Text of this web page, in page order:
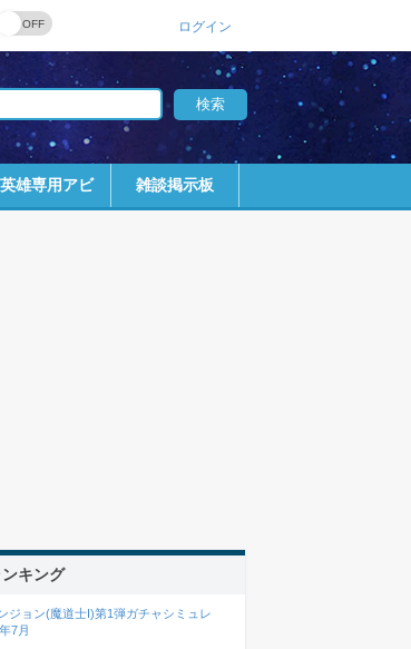
ログイン
英雄専用アビ 雑談掲示板
キング
ジョン(魔道士I)第1弾ガチャシミュレ
7月